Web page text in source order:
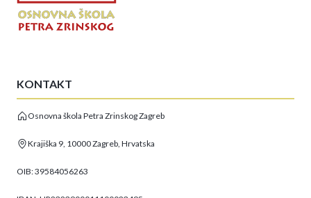
KONTAKT
Osnovna škola Petra Zrinskog Zagreb
Krajiška 9, 10000 Zagreb, Hrvatska
OIB: 39584056263